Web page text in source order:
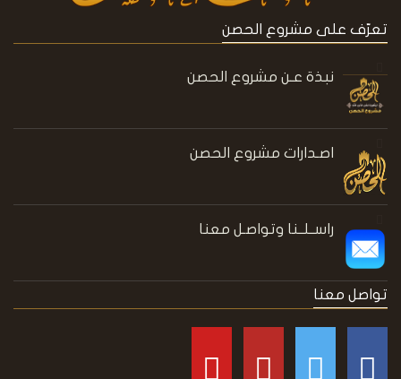
تعرّف على مشروع الحصن
نبذة عـن مشروع الحصن
اصـدارات مشروع الحصن
راســلــنا وتواصـل معنا
تواصل معنا